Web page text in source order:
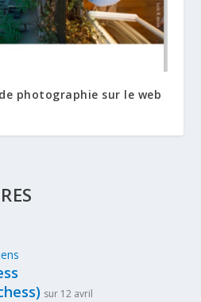
photographie sur le web
sur 12 avril